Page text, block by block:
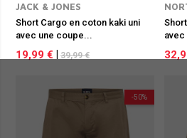
JACK & JONES
Short Cargo en coton kaki uni
avec une coupe...
19,99 € 39,99 €
-50%